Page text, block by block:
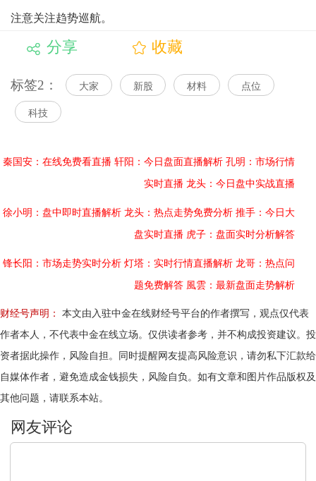
注意关注趋势巡航。
分享 收藏
标签2： 大家 新股 材料 点位
科技
秦国安：在线免费看直播 轩阳：今日盘面直播解析 孔明：市场行情
实时直播 龙头：今日盘中实战直播
徐小明：盘中即时直播解析 龙头：热点走势免费分析 推手：今日大
盘实时直播 虎子：盘面实时分析解答
锋长阳：市场走势实时分析 灯塔：实时行情直播解析 龙哥：热点问
题免费解答 風雲：最新盘面走势解析
财经号声明：
本文由入驻中金在线财经号平台的作者撰写，观点仅代表
作者本人，不代表中金在线立场。仅供读者参考，并不构成投资建议。投
资者据此操作，风险自担。同时提醒网友提高风险意识，请勿私下汇款给
自媒体作者，避免造成金钱损失，风险自负。如有文章和图片作品版权及
其他问题，请联系本站。